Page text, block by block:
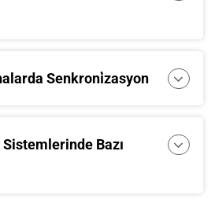
Senkroni̇zasyon
Bazı